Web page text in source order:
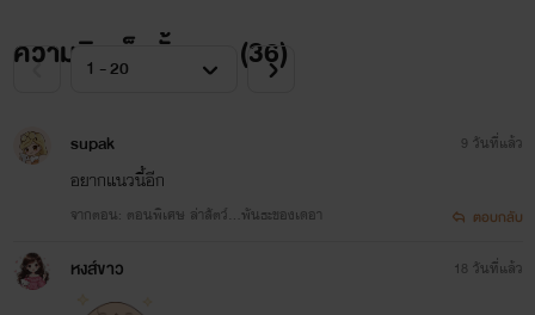
ความคิดเห็นทั้งหมด (36)
supak
อยากแนวนี้อีก
จากตอน: ตอนพิเศษ ล่าสัตว์...พันธะของเดอา
9 วันที่แล้ว
ตอบกลับ
หงส์ขาว 18 วันที่แล้ว